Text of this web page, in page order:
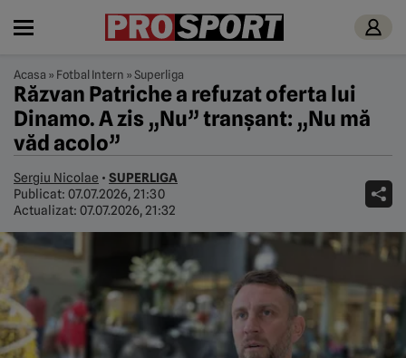
Acasa » Fotbal Intern »Superliga
Răzvan Patriche a refuzat oferta lui
Dinamo. A zis „Nu” tranșant: „Nu mă
văd acolo”
Sergiu Nicolae • SUPERLIGA
Publicat: 07.07.2026, 21:30
Actualizat: 07.07.2026, 21:32